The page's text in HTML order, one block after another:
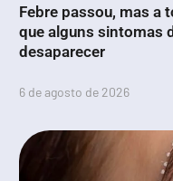
Febre passou, mas a
que alguns sintomas
desaparecer
6 de agosto de 2026